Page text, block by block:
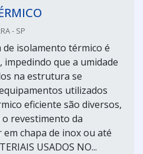
- SP
isolamento térmico é
impedindo que a umidade
na estrutura se
utilizados
eficiente são diversos,
revestimento da
chapa de inox ou até
USADOS NO...